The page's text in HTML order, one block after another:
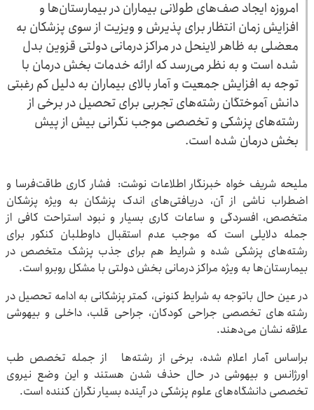
امروزه ایجاد صف‌های طولانی بیماران در بیمارستان‌ها و
افزایش زمان انتظار برای پذیرش و ویزیت از سوی پزشکان به
معضلی به ظاهر لاینحل در مراکز درمانی دولتی قزوین بدل
شده است و به نظر می‌رسد که ارائه خدمات بخش درمان با
توجه به افزایش جمعیت و آمار بالای بیماران به دلیل کم رغبتی
دانش آموختگان رشته‌های تجربی برای تحصیل در برخی از
رشته‌های پزشکی و تخصصی موجب نگرانی بیش از پیش
بخش درمان شده است.‌
ملیحه شریف خواه خبرنگار اطلاعات نوشت: فشار کاری طاقت‌فرسا و
اضطراب ناشی از آن، دریافتی‌های اندک پزشکان به ویژه پزشکان
متخصص، افسردگی و ساعات کاری بسیار و نبود استراحت کافی از
جمله دلایلی است که موجب عدم استقبال داوطلبان کنکور برای
رشته‌های پزشکی شده و شرایط هم برای جذب پزشک متخصص در
بیمارستان‌ها به ویژه مراکز درمانی بخش دولتی با مشکل روبرو است.
در عین حال باتوجه به شرایط کنونی، کمتر پزشکانی به ادامه تحصیل در
رشته های تخصصی جراحی کودکان، جراحی قلب، داخلی و بیهوشی
علاقه نشان می‌دهند.
براساس آمار اعلام شده، برخی از رشته‌ها از جمله تخصص طب
اورژانس و بیهوشی در حال حذف شدن هستند و این وضع نیروی
تخصصی دانشگاه‌های علوم پزشکی در آینده بسیار نگران کننده است.